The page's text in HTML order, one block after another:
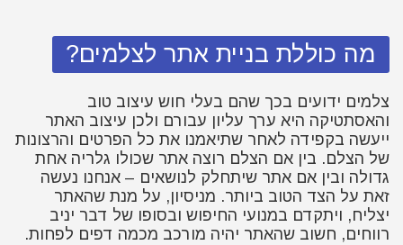
מה כוללת בניית אתר לצלמים?
צלמים ידועים בכך שהם בעלי חוש עיצוב טוב
והאסתטיקה היא ערך עליון עבורם ולכן עיצוב האתר
ייעשה בקפידה לאחר שתיאמנו את כל הפרטים והרצונות
של הצלם. בין אם הצלם רוצה אתר שכולו גלריה אחת
גדולה ובין אם אתר שיתחלק לנושאים – אנחנו נעשה
זאת על הצד הטוב ביותר. מניסיון, על מנת שהאתר
יצליח, ויתקדם במנועי החיפוש ובסופו של דבר יניב
רווחים, חשוב שהאתר יהיה מורכב מכמה דפים לפחות.